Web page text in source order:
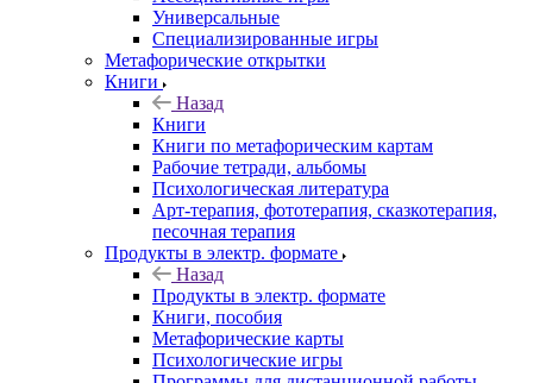
Универсальные
Специализированные игры
Метафорические открытки
Книги
Назад
Книги
Книги по метафорическим картам
Рабочие тетради, альбомы
Психологическая литература
Арт-терапия, фототерапия, сказкотерапия,
песочная терапия
Продукты в электр. формате
Назад
Продукты в электр. формате
Книги, пособия
Метафорические карты
Психологические игры